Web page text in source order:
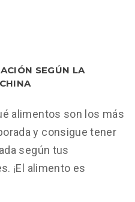
SEGÚN LA
alimentos son los más
y consigue tener
según tus
¡El alimento es